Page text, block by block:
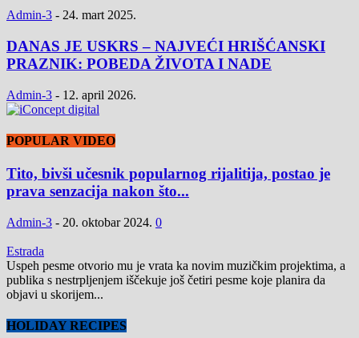
Admin-3 - 24. mart 2025.
DANAS JE USKRS – NAJVEĆI HRIŠĆANSKI
PRAZNIK: POBEDA ŽIVOTA I NADE
Admin-3 - 12. april 2026.
POPULAR VIDEO
Tito, bivši učesnik popularnog rijalitija, postao je
prava senzacija nakon što...
Admin-3 - 20. oktobar 2024. 0
Estrada
Uspeh pesme otvorio mu je vrata ka novim muzičkim projektima, a
publika s nestrpljenjem iščekuje još četiri pesme koje planira da
objavi u skorijem...
HOLIDAY RECIPES